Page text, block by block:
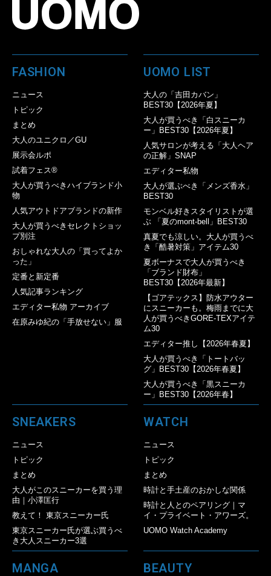
FASHION
ニュース
トピック
まとめ
大人のユニクロ／GU
展示会ルポ
試着フェス®︎
大人が買うべきハイブランド小
物
人気アウトドアブランドの新作
大人が買うべきセレクトショッ
プ別注
おしゃれな大人の「買ってよか
った」
定番と新定番
人気記事ランキング
エディター私物 アーカイブ
在原みゆ紀の「手放せない」服
UOMO LIST
大人の「吉田カバン」
BEST30【2026年夏】
大人が買うべき「白スニーカ
ー」BEST30【2026年夏】
人気サロンが考える「大人ヘア
の正解」SNAP
エディター私物
大人が選ぶべき「メンズ香水」
BEST30
モンベル好きスタイリストが選
ぶ 「夏のmont-bell」BEST30
真夏でも涼しい。大人が買うべ
き「酷暑対策」アイテム30
夏ボーナスで大人が買うべき
「ブランド財布」
BEST30【2026年最新】
【ゴアテックス】防水アウター
にスニーカーも。梅雨までに大
人が買うべきGORE-TEXアイテ
ム30
エディター推し【2026年春夏】
大人が買うべき「トートバッ
グ」BEST30【2026年春夏】
大人が買うべき「黒スニーカ
ー」BEST30【2026年春】
SNEAKERS
ニュース
トピック
まとめ
大人がこのスニーカーを買う理
由｜小澤匡行
教えて！ 東京スニーカー氏
東京スニーカー氏が選ぶ買うべ
き大人スニーカー3選
WATCH
ニュース
トピック
まとめ
時計と手土産のおかしな関係
時計と人とのペアリング｜マ
イ・プライベート・アワーズ。
UOMO Watch Academy
MANGA BEAUTY